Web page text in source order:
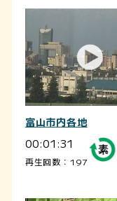
富山市内各地
00:01:31
再生回数：197